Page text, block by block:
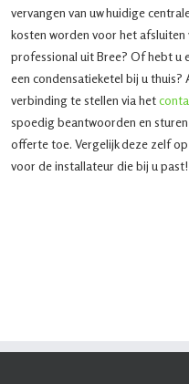
vervangen van uw huidige
kosten worden voor het
professional uit Bree? Of hebt u
een condensatieketel bij u thuis?
verbinding te stellen via het
spoedig beantwoorden en
offerte toe. Vergelijk deze zelf
voor de installateur die bij u past!